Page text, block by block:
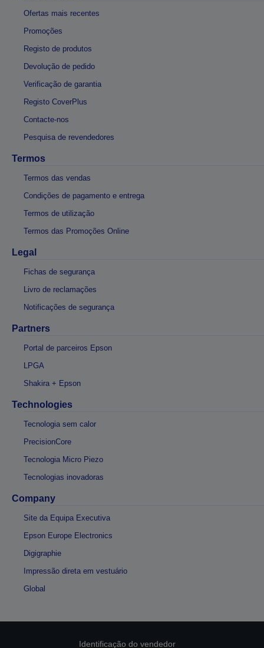
Ofertas mais recentes
Promoções
Registo de produtos
Devolução de pedido
Verificação de garantia
Registo CoverPlus
Contacte-nos
Pesquisa de revendedores
Termos
Termos das vendas
Condições de pagamento e entrega
Termos de utilização
Termos das Promoções Online
Legal
Fichas de segurança
Livro de reclamações
Notificações de segurança
Partners
Portal de parceiros Epson
LPGA
Shakira + Epson
Technologies
Tecnologia sem calor
PrecisionCore
Tecnologia Micro Piezo
Tecnologias inovadoras
Company
Site da Equipa Executiva
Epson Europe Electronics
Digigraphie
Impressão direta em vestuário
Global
Identificação do vendedor